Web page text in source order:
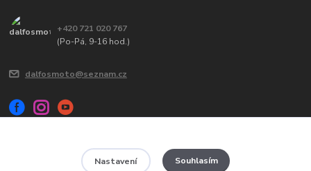
+420 721 020 767
(Po-Pá, 9-16 hod.)
dalfosmoto@seznam.cz
Nastavení Souhlasím